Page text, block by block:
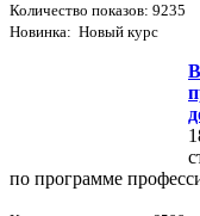
Количество показов: 9235
Новинка: Новый курс
по программе